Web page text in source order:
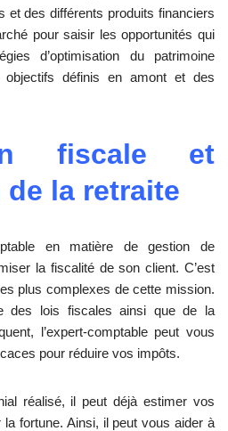
et des différents produits financiers
pour saisir les opportunités qui
d’optimisation du patrimoine
définis en amont et des
fiscale et
la retraite
en matière de gestion de
la fiscalité de son client. C’est
plus complexes de cette mission.
des lois fiscales ainsi que de la
l’expert-comptable peut vous
pour réduire vos impôts.
réalisé, il peut déjà estimer vos
fortune. Ainsi, il peut vous aider à